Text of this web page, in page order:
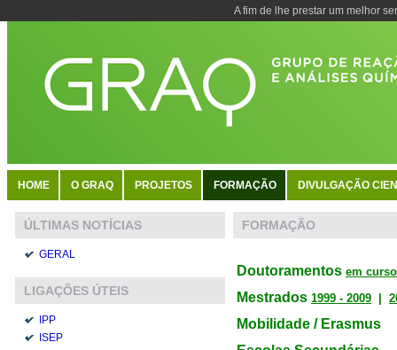
A fim de lhe prestar um melhor
HOME O GRAQ PROJETOS FORMAÇÃO DIVULGAÇÃO
ÚLTIMAS NOTÍCIAS
GERAL
LIGAÇÕES ÚTEIS
IPP
ISEP
FORMAÇÃO
Doutoramentos em curso
Mestrados 1999 - 2009
Mobilidade / Erasmus